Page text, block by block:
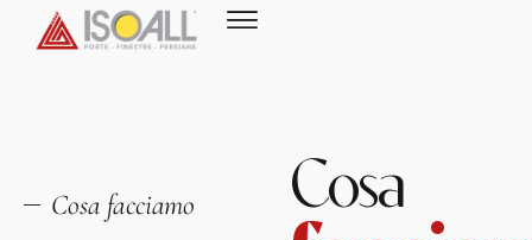
Cosa facciamo Cosa